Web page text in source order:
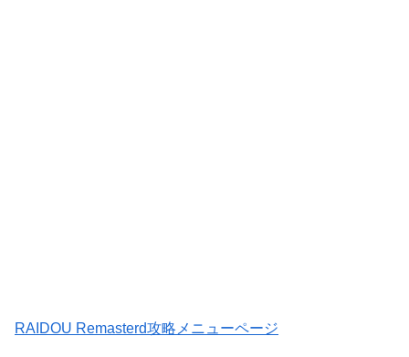
RAIDOU Remasterd攻略メニューページ